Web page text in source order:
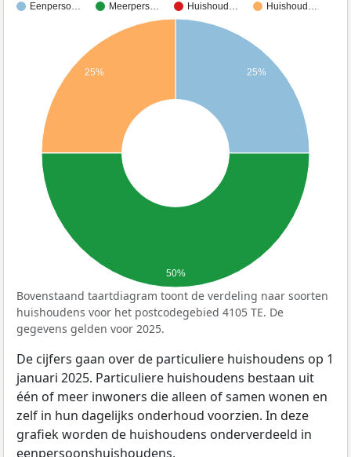
Eenperso… Meerpers… Huishoud… Huishoud…
25%
25%
50%
Bovenstaand taartdiagram toont de verdeling naar soorten
huishoudens voor het postcodegebied 4105 TE. De
gegevens gelden voor 2025.
De cijfers gaan over de particuliere huishoudens op 1
januari 2025. Particuliere huishoudens bestaan uit
één of meer inwoners die alleen of samen wonen en
zelf in hun dagelijks onderhoud voorzien. In deze
grafiek worden de huishoudens onderverdeeld in
eenpersoonshuishoudens,